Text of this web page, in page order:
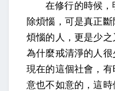
在修行的時候
除煩惱，可是真正
煩惱的人，更是少之
為什麼戒清淨的人
現在的這個社會，
意也不如意的，這